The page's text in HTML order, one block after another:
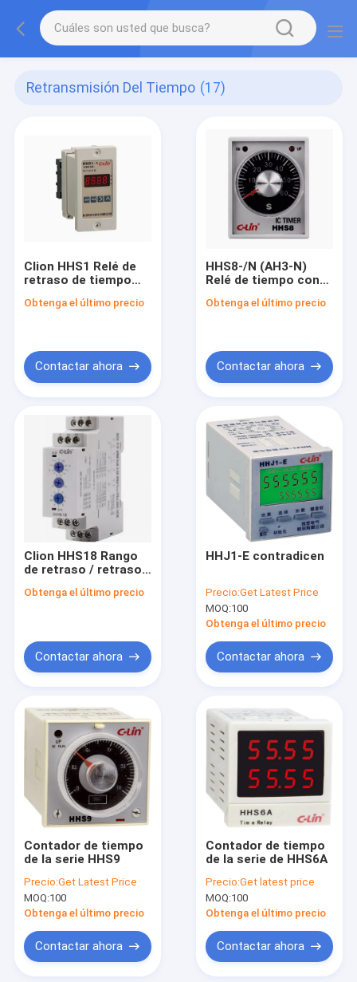
Retransmisión Del Tiempo (17)
Clion HHS1 Relé de
retraso de tiempo
control CA/CC con
visualización
incremental/decremental
Obtenga el último precio
Contactar ahora
HHS8-/N (AH3-N)
Relé de tiempo con
por contacto
Obtenga el último precio
Contactar ahora
Clion HHS18 Rango
de retraso / retraso
elementos de
Obtenga el último precio
Contactar ahora
HHJ1-E contradicen
Precio:Get Latest Price
MOQ:100
Obtenga el último precio
Contactar ahora
Contador de tiempo
de la serie HHS9
Precio:Get Latest Price
MOQ:100
Obtenga el último precio
Contactar ahora
Contador de tiempo
de la serie de HHS6A
Precio:Get latest price
MOQ:100
Obtenga el último precio
Contactar ahora